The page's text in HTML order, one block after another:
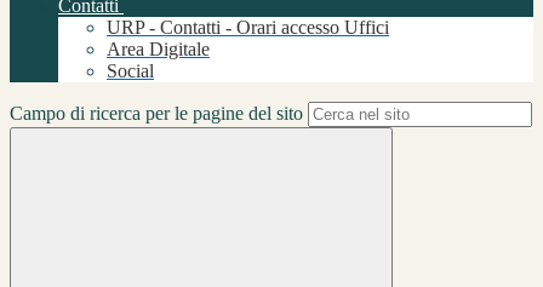
Contatti
URP - Contatti - Orari accesso Uffici
Area Digitale
Social
Campo di ricerca per le pagine del sito